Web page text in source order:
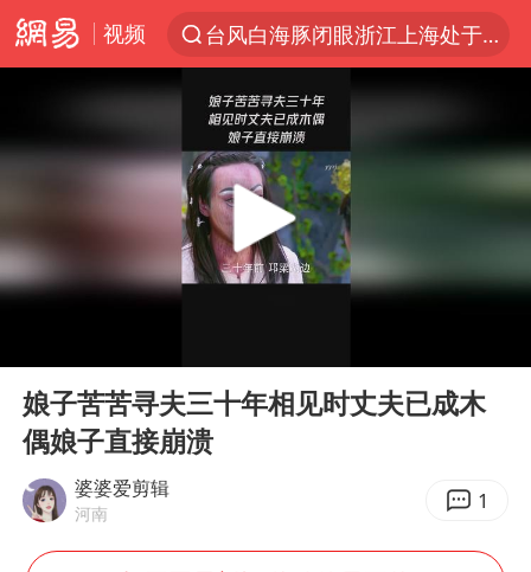
视频
台风白海豚闭眼浙江上海处于危险半圆
香港宏福苑火灾或由烟头引起
浙江台州《告全体市民书》
多所高校取消艺考
用AI造出新病毒意味着什么
张本智和：零封向鹏不意外
Play
娘子苦苦寻夫三十年相见时丈夫已成木
偶娘子直接崩溃
婆婆爱剪辑
河南 1